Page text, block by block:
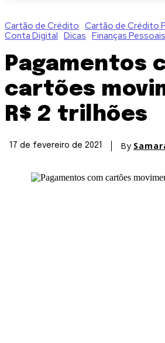
Cartão de Crédito Cartão de Crédito
Conta Digital Dicas Finanças Pessoais
Pagamentos
cartões
R$ 2 trilhões
17 de fevereiro de 2021 By